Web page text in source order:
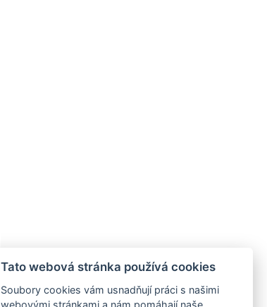
Tato webová stránka používá cookies
Soubory cookies vám usnadňují práci s našimi